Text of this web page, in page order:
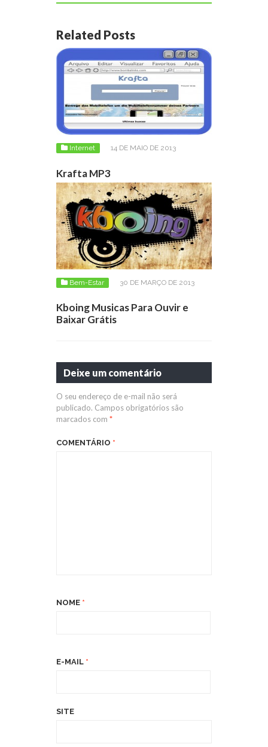
Related Posts
Internet 14 DE MAIO DE 2013
Krafta MP3
Bem-Estar 30 DE MARÇO DE 2013
Kboing Musicas Para Ouvir e
Baixar Grátis
Deixe um comentário
O seu endereço de e-mail não será
publicado. Campos obrigatórios são
marcados com *
COMENTÁRIO *
NOME *
E-MAIL *
SITE